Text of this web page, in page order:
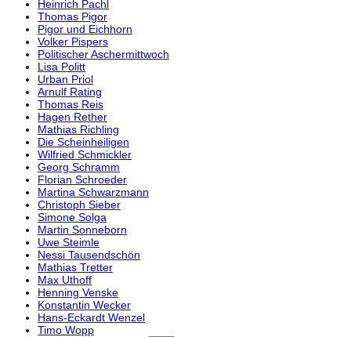
Heinrich Pachl
Thomas Pigor
Pigor und Eichhorn
Volker Pispers
Politischer Aschermittwoch
Lisa Politt
Urban Priol
Arnulf Rating
Thomas Reis
Hagen Rether
Mathias Richling
Die Scheinheiligen
Wilfried Schmickler
Georg Schramm
Florian Schroeder
Martina Schwarzmann
Christoph Sieber
Simone Solga
Martin Sonneborn
Uwe Steimle
Nessi Tausendschön
Mathias Tretter
Max Uthoff
Henning Venske
Konstantin Wecker
Hans-Eckardt Wenzel
Timo Wopp